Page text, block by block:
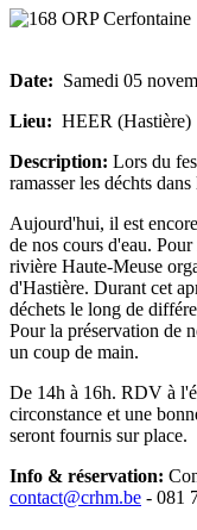
Date: Samedi 05
Lieu: HEER (Hastière)
Description: Lors du
ramasser les déchts
Aujourd'hui, il est
de nos cours d'eau.
rivière Haute-Meuse
d'Hastière. Durant cet
déchets le long de
Pour la préservation de
un coup de main.
De 14h à 16h. RDV à
circonstance et une
seront fournis sur place.
Info & réservation:
contact@crhm.be - 081